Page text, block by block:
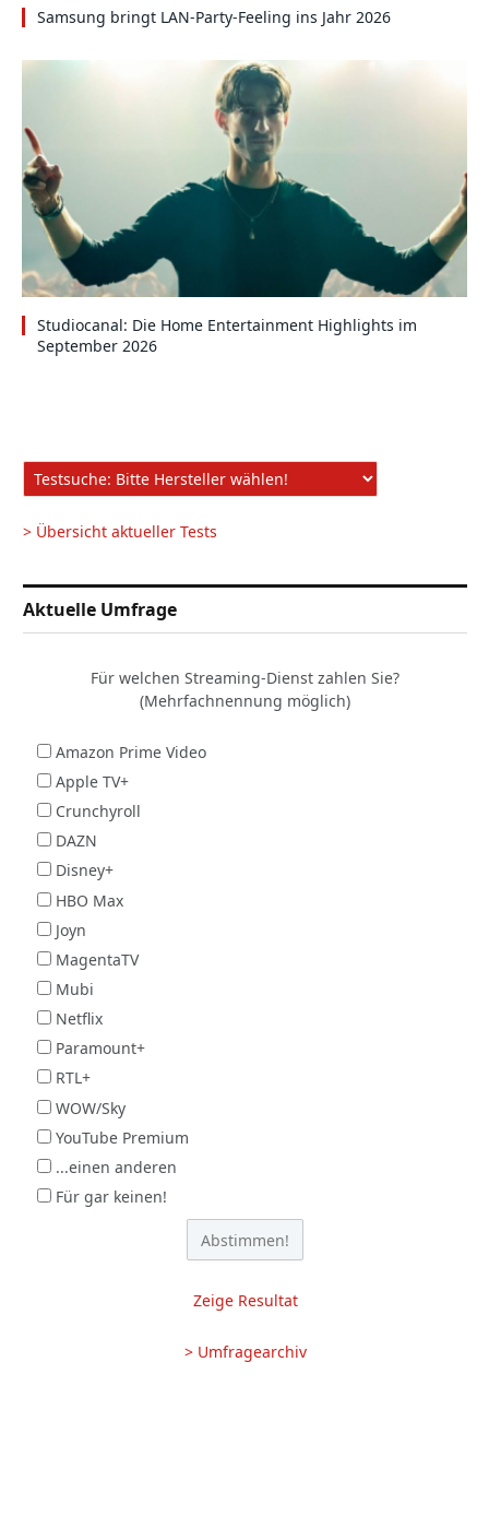
Samsung bringt LAN-Party-Feeling ins Jahr 2026
Studiocanal: Die Home Entertainment Highlights im
September 2026
> Übersicht aktueller Tests
Aktuelle Umfrage
Für welchen Streaming-Dienst zahlen Sie?
(Mehrfachnennung möglich)
Amazon Prime Video
Apple TV+
Crunchyroll
DAZN
Disney+
HBO Max
Joyn
MagentaTV
Mubi
Netflix
Paramount+
RTL+
WOW/Sky
YouTube Premium
...einen anderen
Für gar keinen!
Zeige Resultat
> Umfragearchiv